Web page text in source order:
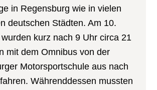
in Regensburg wie in vielen
deutschen Städten. Am 10.
kurz nach 9 Uhr circa 21
mit dem Omnibus von der
Motorsportschule aus nach
Währenddessen mussten